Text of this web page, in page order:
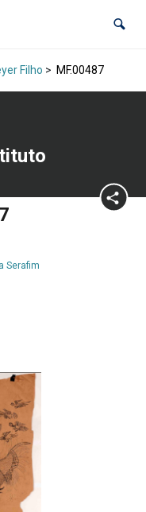
Filho > MF.00487
Serafim